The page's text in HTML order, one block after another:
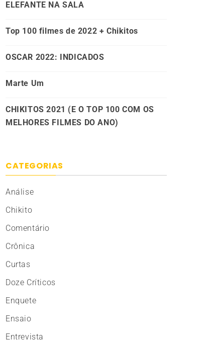
ELEFANTE NA SALA
Top 100 filmes de 2022 + Chikitos
OSCAR 2022: INDICADOS
Marte Um
CHIKITOS 2021 (E O TOP 100 COM OS
MELHORES FILMES DO ANO)
CATEGORIAS
Análise
Chikito
Comentário
Crônica
Curtas
Doze Críticos
Enquete
Ensaio
Entrevista